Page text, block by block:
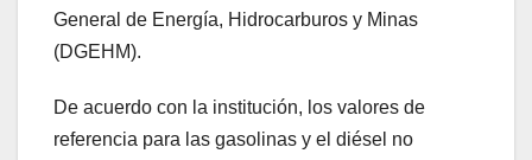
General de Energía, Hidrocarburos y Minas
(DGEHM).
De acuerdo con la institución, los valores de
referencia para las gasolinas y el diésel no